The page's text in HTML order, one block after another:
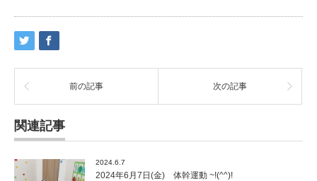
前の記事 次の記事
関連記事
2024.6.7
2024年6月7日(金) 体幹運動 ~!(^^)!